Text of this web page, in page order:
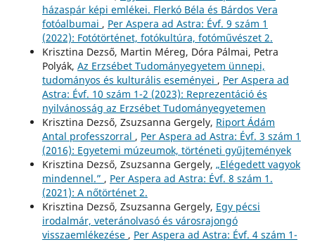
házaspár képi emlékei. Flerkó Béla és Bárdos Vera
fotóalbumai , Per Aspera ad Astra: Évf. 9 szám 1
(2022): Fotótörténet, fotókultúra, fotóművészet 2.
Krisztina Dezső, Martin Méreg, Dóra Pálmai, Petra
Polyák, Az Erzsébet Tudományegyetem ünnepi,
tudományos és kulturális eseményei , Per Aspera ad
Astra: Évf. 10 szám 1-2 (2023): Reprezentáció és
nyilvánosság az Erzsébet Tudományegyetemen
Krisztina Dezső, Zsuzsanna Gergely, Riport Ádám
Antal professzorral , Per Aspera ad Astra: Évf. 3 szám 1
(2016): Egyetemi múzeumok, történeti gyűjtemények
Krisztina Dezső, Zsuzsanna Gergely, „Elégedett vagyok
mindennel.” , Per Aspera ad Astra: Évf. 8 szám 1.
(2021): A nőtörténet 2.
Krisztina Dezső, Zsuzsanna Gergely, Egy pécsi
irodalmár, veteránolvasó és városrajongó
visszaemlékezése , Per Aspera ad Astra: Évf. 4 szám 1-